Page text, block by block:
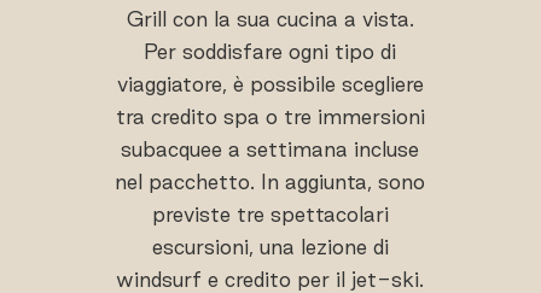
Grill con la sua cucina a vista.
Per soddisfare ogni tipo di
viaggiatore, è possibile scegliere
tra credito spa o tre immersioni
subacquee a settimana incluse
nel pacchetto. In aggiunta, sono
previste tre spettacolari
escursioni, una lezione di
windsurf e credito per il jet-ski.